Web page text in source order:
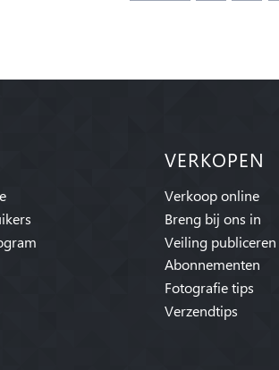
VERKOPEN
Verkoop online
Breng bij ons in
Veiling publiceren
Abonnementen
Fotografie tips
Verzendtips